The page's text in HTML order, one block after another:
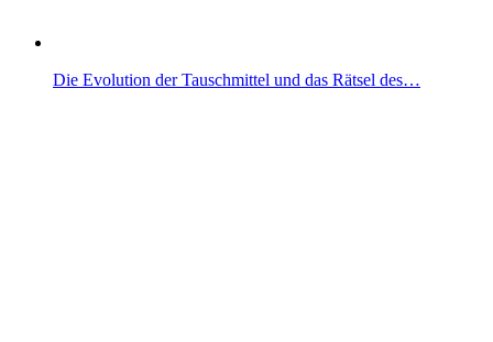
Die Evolution der Tauschmittel und das Rätsel des…